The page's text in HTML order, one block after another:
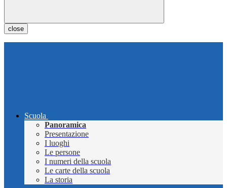
close
Scuola
Panoramica
Presentazione
I luoghi
Le persone
I numeri della scuola
Le carte della scuola
La storia